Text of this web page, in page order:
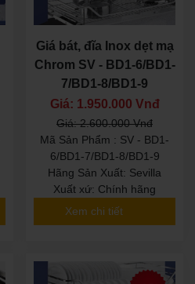
Giá bát, đĩa Inox dẹt mạ
Chrom SV - BD1-6/BD1-
7/BD1-8/BD1-9
Giá: 1.950.000 Vnđ
Giá: 2.600.000 Vnđ
Mã Sản Phẩm : SV - BD1-
6/BD1-7/BD1-8/BD1-9
Hãng Sản Xuất: Sevilla
Xuất xứ: Chính hãng
Xem chi tiết